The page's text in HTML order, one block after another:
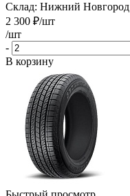
Склад: Нижний Новгород
2 300 ₽/шт
/шт
-
В корзину